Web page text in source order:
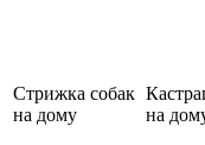
Стрижка собак
на дому
на